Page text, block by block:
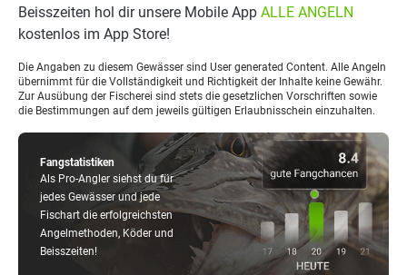
Fangstatistiken
Als Pro-Angler siehst du für
jedes Gewässer und jede
Fischart die erfolgreichsten
Angelmethoden, Köder und
Beisszeiten!
Beisszeiten hol dir unsere Mobile App ALLE ANGELN
kostenlos im App Store!
Die Angaben zu diesem Gewässer sind User generated Content. Alle Angeln
übernimmt für die Vollständigkeit und Richtigkeit der Inhalte keine Gewähr.
Zur Ausübung der Fischerei sind stets die gesetzlichen Vorschriften sowie
die Bestimmungen auf dem jeweils gültigen Erlaubnisschein einzuhalten.